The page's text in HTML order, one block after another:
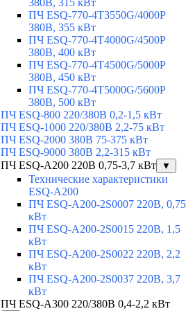
380В, 315 кВт
ПЧ ESQ-770-4T3550G/4000P
380В, 355 кВт
ПЧ ESQ-770-4T4000G/4500P
380В, 400 кВт
ПЧ ESQ-770-4T4500G/5000P
380В, 450 кВт
ПЧ ESQ-770-4T5000G/5600P
380В, 500 кВт
ПЧ ESQ-800 220/380В 0,2-1,5 кВт
ПЧ ESQ-1000 220/380В 2,2-75 кВт
ПЧ ESQ-2000 380В 75-375 кВт
ПЧ ESQ-9000 380В 2,2-315 кВт
ПЧ ESQ-A200 220В 0,75-3,7 кВт
▼
Технические характеристики
ESQ-A200
ПЧ ESQ-A200-2S0007 220В, 0,75
кВт
ПЧ ESQ-A200-2S0015 220В, 1,5
кВт
ПЧ ESQ-A200-2S0022 220В, 2,2
кВт
ПЧ ESQ-A200-2S0037 220В, 3,7
кВт
ПЧ ESQ-A300 220/380В 0,4-2,2 кВт